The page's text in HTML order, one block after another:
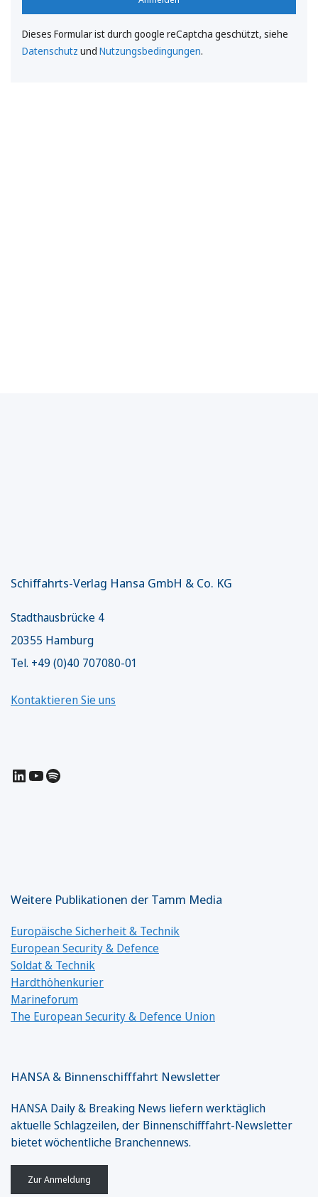
Dieses Formular ist durch google reCaptcha geschützt, siehe
Datenschutz und Nutzungsbedingungen.
Schiffahrts-Verlag Hansa GmbH & Co. KG
Stadthausbrücke 4
20355 Hamburg
Tel. +49 (0)40 707080-01
Kontaktieren Sie uns
LinkedIn
YouTube
Spotify
Weitere Publikationen der Tamm Media
Europäische Sicherheit & Technik
European Security & Defence
Soldat & Technik
Hardthöhenkurier
Marineforum
The European Security & Defence Union
HANSA & Binnenschifffahrt Newsletter
HANSA Daily & Breaking News liefern werktäglich
aktuelle Schlagzeilen, der Binnenschifffahrt-Newsletter
bietet wöchentliche Branchennews.
Zur Anmeldung